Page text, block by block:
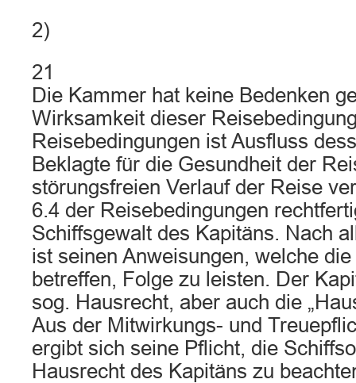
2)
21
Die Kammer hat keine Bedenken
Wirksamkeit dieser
Reisebedingungen ist Ausfluss
Beklagte für die Gesundheit der
störungsfreien Verlauf der Reise
6.4 der Reisebedingungen
Schiffsgewalt des Kapitäns. Nach
ist seinen Anweisungen, welche
betreffen, Folge zu leisten. Der
sog. Hausrecht, aber auch die
Aus der Mitwirkungs- und
ergibt sich seine Pflicht, die
Hausrecht des Kapitäns zu